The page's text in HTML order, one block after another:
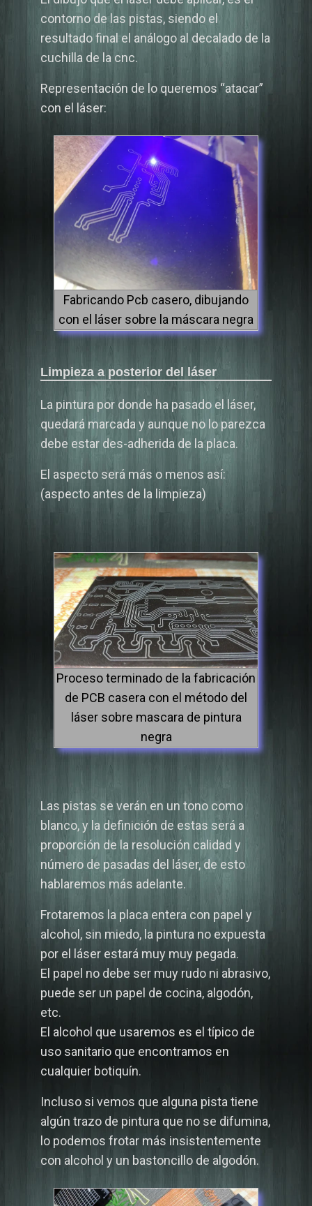
contorno de las pistas, siendo el
resultado final el análogo al decalado de la
cuchilla de la cnc.
Representación de lo queremos “atacar”
con el láser:
Fabricando Pcb casero, dibujando
con el láser sobre la máscara negra
Limpieza a posterior del láser
La pintura por donde ha pasado el láser,
quedará marcada y aunque no lo parezca
debe estar des-adherida de la placa.
El aspecto será más o menos así:
(aspecto antes de la limpieza)
Proceso terminado de la fabricación
de PCB casera con el método del
láser sobre mascara de pintura
negra
Las pistas se verán en un tono como
blanco, y la definición de estas será a
proporción de la resolución calidad y
número de pasadas del láser, de esto
hablaremos más adelante.
Frotaremos la placa entera con papel y
alcohol, sin miedo, la pintura no expuesta
por el láser estará muy muy pegada.
El papel no debe ser muy rudo ni abrasivo,
puede ser un papel de cocina, algodón,
etc.
El alcohol que usaremos es el típico de
uso sanitario que encontramos en
cualquier botiquín.
Incluso si vemos que alguna pista tiene
algún trazo de pintura que no se difumina,
lo podemos frotar más insistentemente
con alcohol y un bastoncillo de algodón.